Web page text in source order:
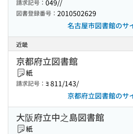
請求記号： 049//
図書登録番号： 2010502629
名古屋市図書館のサ
近畿
京都府立図書館
紙
請求記号： ﾖ 811/143/
京都府立図書館のサ
大阪府立中之島図書館
紙